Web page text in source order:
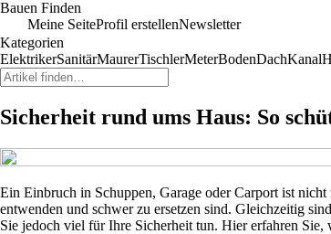
Bauen Finden
Meine SeiteProfil erstellenNewsletter
Kategorien
ElektrikerSanitärMaurerTischlerMeterBodenDachKanal
Sicherheit rund ums Haus: So
Ein Einbruch in Schuppen, Garage oder Carport ist
entwenden und schwer zu ersetzen sind. Gleichzeitig
Sie jedoch viel für Ihre Sicherheit tun. Hier erfahren